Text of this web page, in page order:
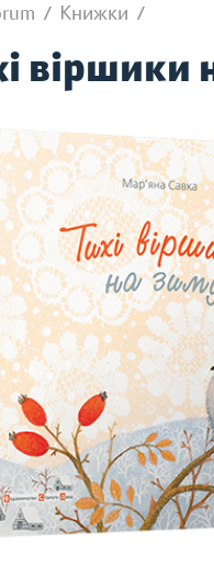
/ Книжки /
віршики